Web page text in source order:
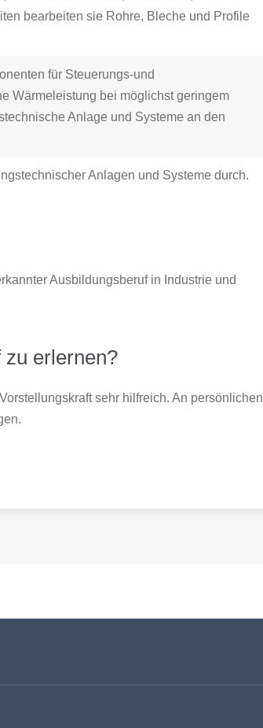
bearbeiten sie Rohre, Bleche und Profile
für Steuerungs-und
Wärmeleistung bei möglichst geringem
Anlage und Systeme an den
Anlagen und Systeme durch.
Ausbildungsberuf in Industrie und
erlernen?
sehr hilfreich. An persönlichen